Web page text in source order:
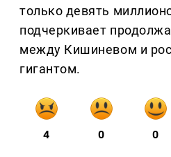
только девять
подчеркивает
между Кишиневом и
гигантом.
4 0 0